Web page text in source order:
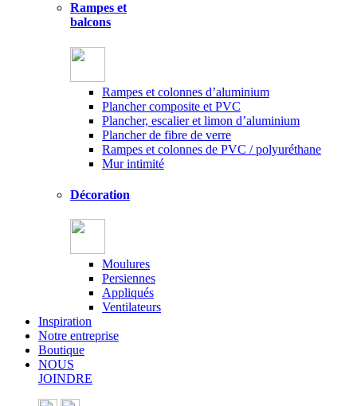
Rampes et
balcons
Rampes et colonnes d’aluminium
Plancher composite et PVC
Plancher, escalier et limon d’aluminium
Plancher de fibre de verre
Rampes et colonnes de PVC / polyuréthane
Mur intimité
Décoration
Moulures
Persiennes
Appliqués
Ventilateurs
Inspiration
Notre entreprise
Boutique
NOUS
JOINDRE